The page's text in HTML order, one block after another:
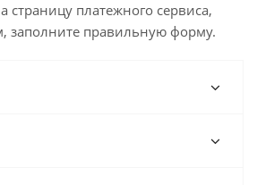
страницу платежного сервиса,
заполните правильную форму.